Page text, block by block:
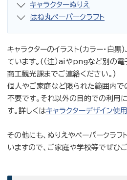
キャラクターぬりえ
はね丸ペーパークラフト
キャラクターのイラスト(カラー・白
ています。(（注）aiやpngなど別の電
商工観光課までご連絡ください。)
個人やご家庭など限られた範囲内で
不要です。それ以外の目的での利用
す。詳しくはキャラクターデザイン使
その他にも、ぬりえやペーパークラフ
いますので、ご家庭や学校等でぜひ